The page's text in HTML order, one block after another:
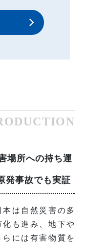
場所への持ち運
発事故でも実証
は自然災害の多
も進み、地下や
には有害物質を